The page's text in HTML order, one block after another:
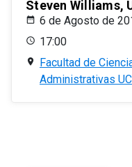
Steven Williams,
6 de Agosto de
17:00
Facultad de
Administrativas UC